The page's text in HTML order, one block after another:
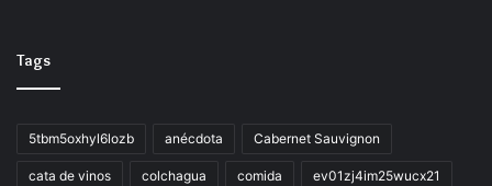
Tags
5tbm5oxhyl6lozb anécdota Cabernet Sauvignon
cata de vinos colchagua comida ev01zj4im25wucx21